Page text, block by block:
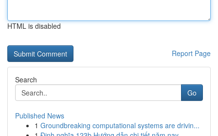
HTML is disabled
Report Page
Search
Go
Published News
1 Groundbreaking computational systems are drivin...